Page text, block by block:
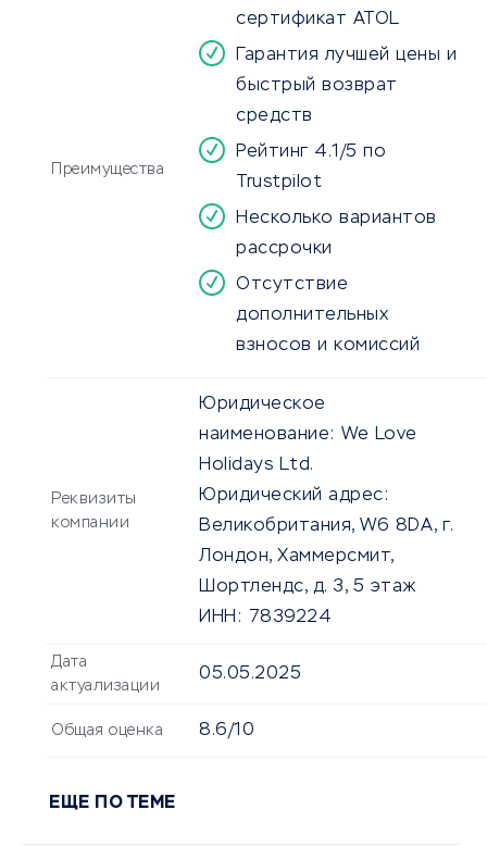
Преимущества
сертификат ATOL
Гарантия лучшей цены и
быстрый возврат
средств
Рейтинг 4.1/5 по
Trustpilot
Несколько вариантов
рассрочки
Отсутствие
дополнительных
взносов и комиссий
Реквизиты
компании
Юридическое
наименование: We Love
Holidays Ltd.
Юридический адрес:
Великобритания, W6 8DA, г.
Лондон, Хаммерсмит,
Шортлендс, д. 3, 5 этаж
ИНН:
7839224
Дата
актуализации
05.05.2025
Общая оценка 8.6/10
ЕЩЕ ПО ТЕМЕ